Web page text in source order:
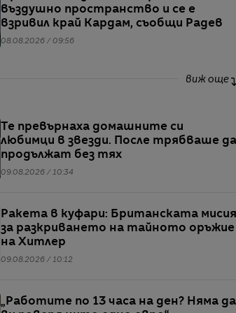
въздушно пространство и се е
взривил край Кардам, съобщи Радев
08.08.2026 / 09:56
виж още
Те превърнаха домашните си
любимци в звезди. После трябваше да
продължат без тях
09.08.2026 / 10:34
Ракета в куфари: Британската мисия
за разкриването на тайното оръжие
на Хитлер
09.08.2026 / 10:12
„Работите по 13 часа на ден? Няма да